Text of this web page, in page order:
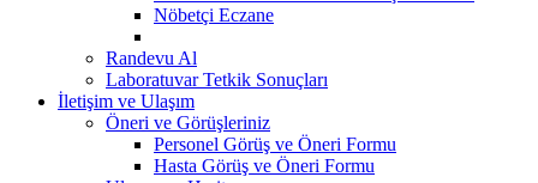
Nöbetçi Eczane
Randevu Al
Laboratuvar Tetkik Sonuçları
İletişim ve Ulaşım
Öneri ve Görüşleriniz
Personel Görüş ve Öneri Formu
Hasta Görüş ve Öneri Formu